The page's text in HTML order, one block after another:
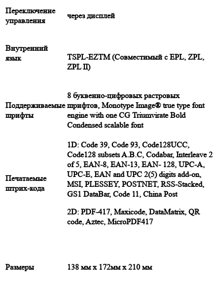
Переключение
управления
через дисплей
Внутренний
язык
TSPL-EZTM (Совместимый с EPL, ZPL,
ZPL II)
Поддерживаемые
шрифты
8 буквенно-цифровых растровых
шрифтов, Monotype Image® true type font
engine with one CG Triumvirate Bold
Condensed scalable font
Печатаемые
штрих-кода
1D: Code 39, Code 93, Code128UCC,
Code128 subsets A.B.C, Codabar, Interleave 2
of 5, EAN-8, EAN-13, EAN- 128, UPC-A,
UPC-E, EAN and UPC 2(5) digits add-on,
MSI, PLESSEY, POSTNET, RSS-Stacked,
GS1 DataBar, Code 11, China Post
2D: PDF-417, Maxicode, DataMatrix, QR
code, Aztec, MicroPDF417
Размеры 138 мм x 172мм x 210 мм